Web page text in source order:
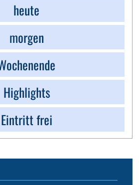
heute
morgen
Highlights
Eintritt frei